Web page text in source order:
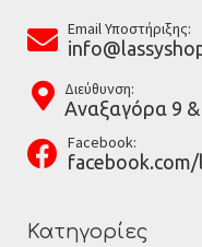
Email Υποστήριξης:
Διεύθυνση:
Αναξαγόρα 9
Facebook:
Κατηγορίες